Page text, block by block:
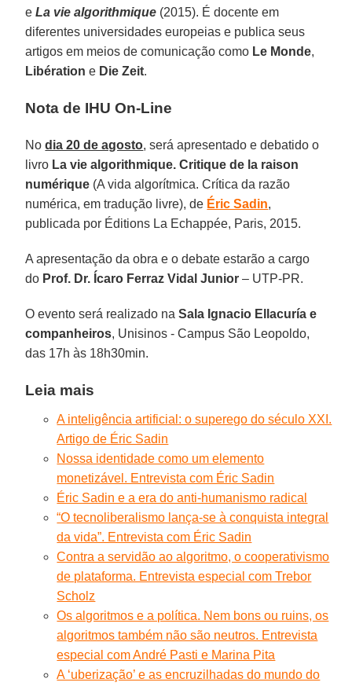
eLa vie algorithmique (2015). É docente em
diferentes universidades europeias e publica seus
artigos em meios de comunicação como Le Monde,
Libération e Die Zeit.
Nota de IHU On-Line
Nodia 20 de agosto, será apresentado e debatido o
livro La vie algorithmique. Critique de la raison
numérique (A vida algorítmica. Crítica da razão
numérica, em tradução livre), de Éric Sadin,
publicada por Éditions La Echappée, Paris, 2015.
A apresentação da obra e o debate estarão a cargo
do Prof. Dr. Ícaro Ferraz Vidal Junior – UTP-PR.
O evento será realizado naSala Ignacio Ellacuría e
companheiros, Unisinos - Campus São Leopoldo,
das 17h às 18h30min.
Leia mais
A inteligência artificial: o superego do século XXI.
Artigo de Éric Sadin
Nossa identidade como um elemento
monetizável. Entrevista com Éric Sadin
Éric Sadin e a era do anti-humanismo radical
“O tecnoliberalismo lança-se à conquista integral
da vida”. Entrevista com Éric Sadin
Contra a servidão ao algoritmo, o cooperativismo
de plataforma. Entrevista especial com Trebor
Scholz
Os algoritmos e a política. Nem bons ou ruins, os
algoritmos também não são neutros. Entrevista
especial com André Pasti e Marina Pita
A ‘uberização’ e as encruzilhadas do mundo do